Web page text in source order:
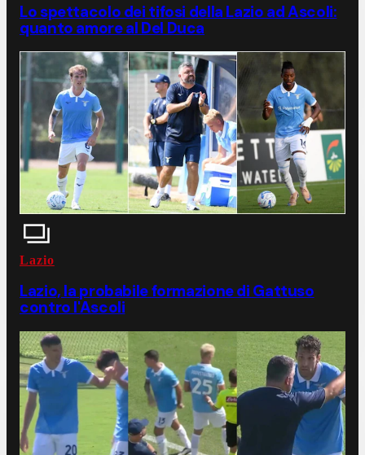
Lo spettacolo dei tifosi della Lazio ad Ascoli:
quanto amore al Del Duca
Lazio
Lazio, la probabile formazione di Gattuso
contro l'Ascoli